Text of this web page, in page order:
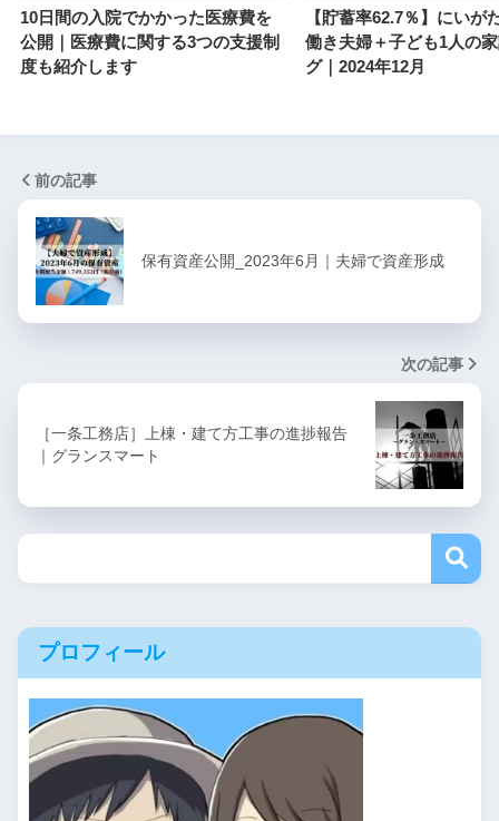
10日間の入院でかかった医療費を
公開｜医療費に関する3つの支援制
度も紹介します
【貯蓄率62.7％】にいが
働き夫婦＋子ども1人の
グ｜2024年12月
前の記事
保有資産公開_2023年6月｜夫婦で資産形成
次の記事
［一条工務店］上棟・建て方工事の進捗報告
｜グランスマート
プロフィール